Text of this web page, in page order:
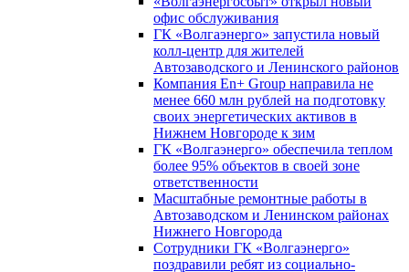
офис обслуживания
ГК «Волгаэнерго» запустила новый
колл-центр для жителей
Автозаводского и Ленинского районов
Компания En+ Group направила не
менее 660 млн рублей на подготовку
своих энергетических активов в
Нижнем Новгороде к зим
ГК «Волгаэнерго» обеспечила теплом
более 95% объектов в своей зоне
ответственности
Масштабные ремонтные работы в
Автозаводском и Ленинском районах
Нижнего Новгорода
Сотрудники ГК «Волгаэнерго»
поздравили ребят из социально-